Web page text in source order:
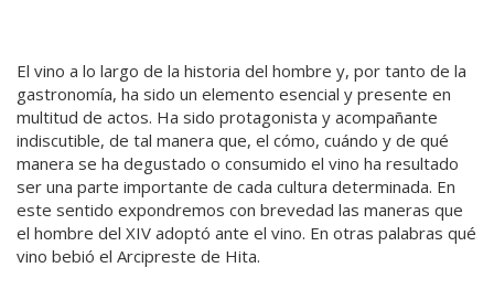
El vino a lo largo de la historia del hombre y, por tanto de la
gastronomía, ha sido un elemento esencial y presente en
multitud de actos. Ha sido protagonista y acompañante
indiscutible, de tal manera que, el cómo, cuándo y de qué
manera se ha degustado o consumido el vino ha resultado
ser una parte importante de cada cultura determinada. En
este sentido expondremos con brevedad las maneras que
el hombre del XIV adoptó ante el vino. En otras palabras qué
vino bebió el Arcipreste de Hita.